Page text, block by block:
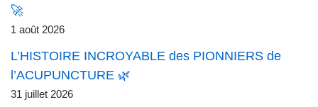
🚀
1 août 2026
L’HISTOIRE INCROYABLE des PIONNIERS de
l’ACUPUNCTURE 🌿
31 juillet 2026